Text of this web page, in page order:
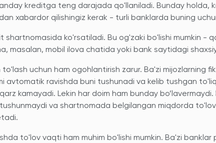
kreditga teng darajada qo'llaniladi. Bunday holda,
xabardor qilishingiz kerak - turli banklarda buning
shartnomasida ko'rsatiladi. Bu og'zaki bo'lishi mumkin -
masalan, mobil ilova chatida yoki bank saytidagi
to'lash uchun ham ogohlantirish zarur. Ba'zi mijozlarning
avtomatik ravishda buni tushunadi va kelib tushgan
kamayadi. Lekin har doim ham bunday
va shartnomada belgilangan miqdorda
to'lov vaqti ham muhim bo'lishi mumkin. Ba'zi banklar